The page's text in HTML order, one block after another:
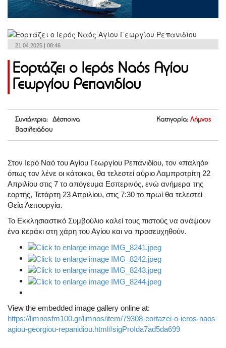
21.04.2025 | 08:46
Εορτάζει ο Ιερός Ναός Αγίου
Γεωργίου Ρεπανιδίου
Συντάκτρια: Δέσποινα
Βασιλειάδου
Κατηγορία: Λήμνος
Στον Ιερό Ναό του Αγίου Γεωργίου Ρεπανιδίου, τον «παληό»
όπως τον λένε οι κάτοικοι, θα τελεστεί αύριο Λαμπροτρίτη 22
Απριλίου στις 7 το απόγευμα Εσπερινός, ενώ ανήμερα της
εορτής, Τετάρτη 23 Απριλίου, στις 7:30 το πρωί θα τελεστεί
Θεία Λειτουργία.
Το Εκκλησιαστικό Συμβούλιο καλεί τους πιστούς να ανάψουν
ένα κεράκι στη χάρη του Αγίου και να προσευχηθούν.
View the embedded image gallery online at:
https://limnosfm100.gr/limnos/item/79308-eortazei-o-ieros-naos-
agiou-georgiou-repanidiou.html#sigProIda7ad5da699